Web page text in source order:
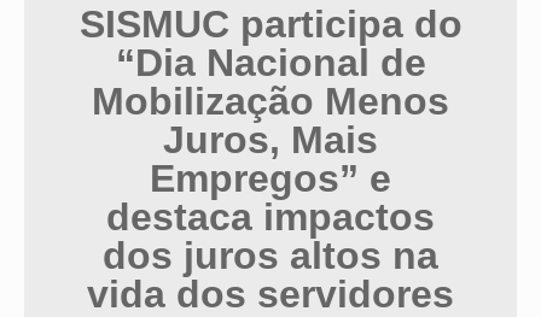
SISMUC participa do
“Dia Nacional de
Mobilização Menos
Juros, Mais
Empregos” e
destaca impactos
dos juros altos na
vida dos servidores